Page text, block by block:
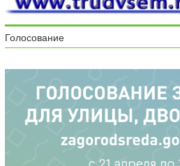
Голосование